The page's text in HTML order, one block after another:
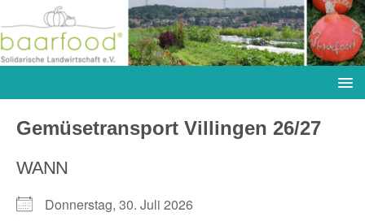
Gemüsetransport Villingen 26/27
WANN
Donnerstag, 30. Juli 2026